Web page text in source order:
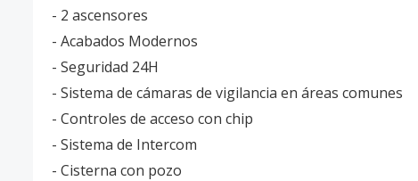
- 2 ascensores
- Acabados Modernos
- Seguridad 24H
- Sistema de cámaras de vigilancia en áreas comunes
- Controles de acceso con chip
- Sistema de Intercom
- Cisterna con pozo